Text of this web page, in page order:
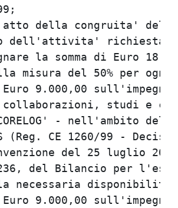
della congruita' del
dell'attivita' richiesta;
la somma di Euro
nella misura del 50% per
9.000,00
collaborazioni, studi e
- nell'ambito del
(Reg. CE 1260/99 -
del 25 luglio
del Bilancio per
necessaria
9.000,00